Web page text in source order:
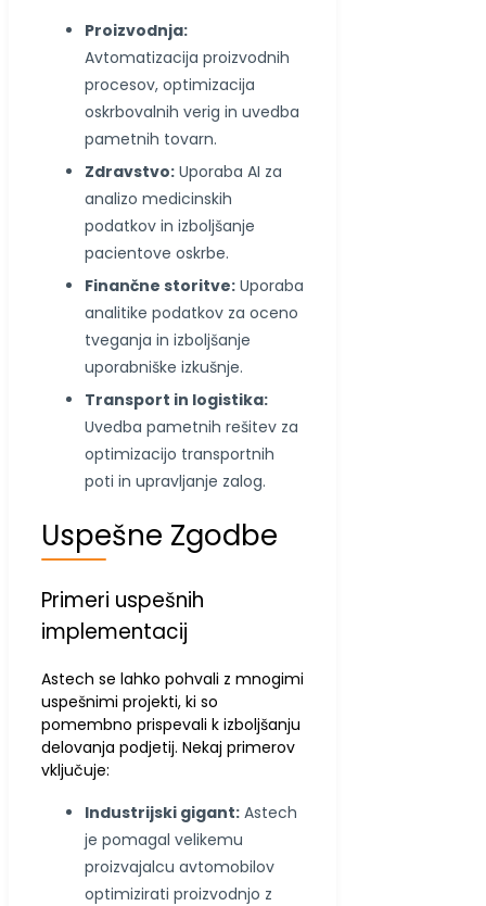
Proizvodnja:
Avtomatizacija proizvodnih
procesov, optimizacija
oskrbovalnih verig in uvedba
pametnih tovarn.
Zdravstvo: Uporaba AI za
analizo medicinskih
podatkov in izboljšanje
pacientove oskrbe.
Finančne storitve: Uporaba
analitike podatkov za oceno
tveganja in izboljšanje
uporabniške izkušnje.
Transport in logistika:
Uvedba pametnih rešitev za
optimizacijo transportnih
poti in upravljanje zalog.
Uspešne Zgodbe
Primeri uspešnih
implementacij
Astech se lahko pohvali z mnogimi
uspešnimi projekti, ki so
pomembno prispevali k izboljšanju
delovanja podjetij. Nekaj primerov
vključuje:
Industrijski gigant: Astech
je pomagal velikemu
proizvajalcu avtomobilov
optimizirati proizvodnjo z